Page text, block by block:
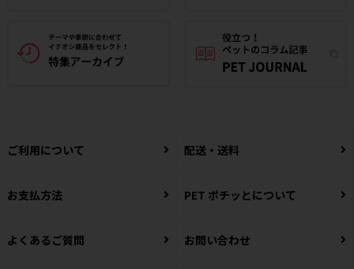
ご利用について 配送・送料
お支払方法 PET ポチッとについて
よくあるご質問 お問い合わせ